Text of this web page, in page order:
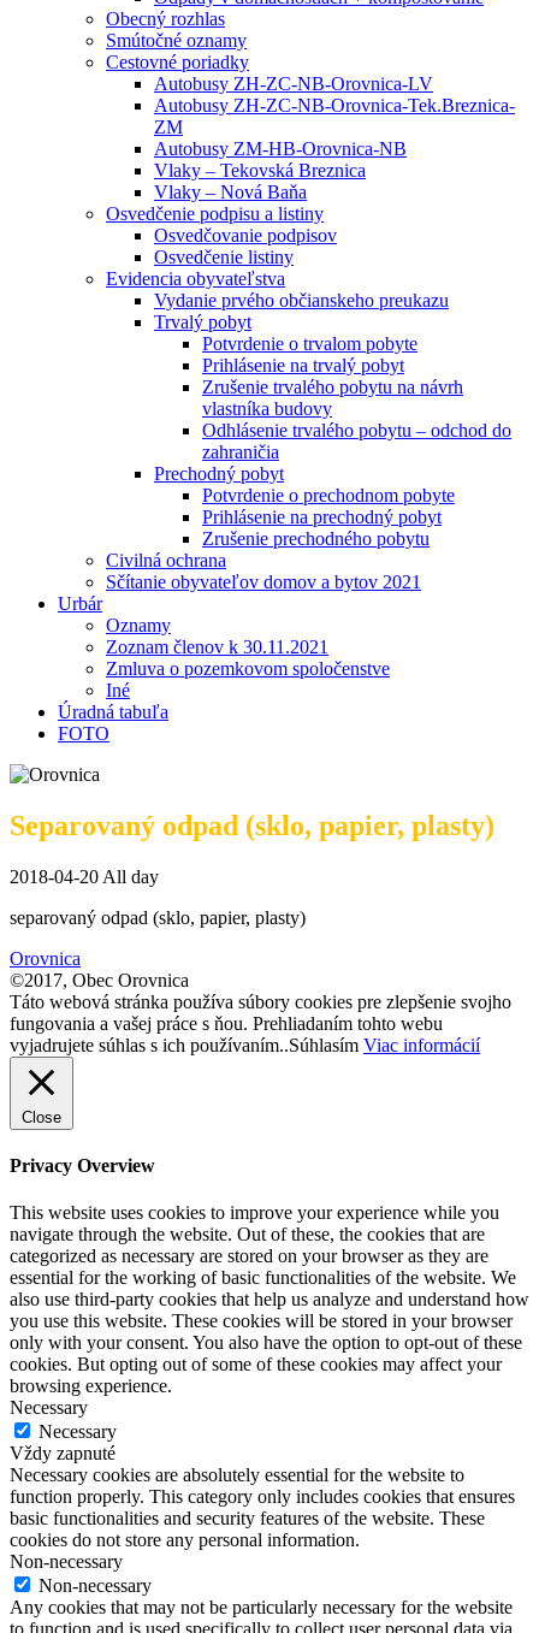
Obecný rozhlas
Smútočné oznamy
Cestovné poriadky
Autobusy ZH-ZC-NB-Orovnica-LV
Autobusy ZH-ZC-NB-Orovnica-Tek.Breznica-
ZM
Autobusy ZM-HB-Orovnica-NB
Vlaky – Tekovská Breznica
Vlaky – Nová Baňa
Osvedčenie podpisu a listiny
Osvedčovanie podpisov
Osvedčenie listiny
Evidencia obyvateľstva
Vydanie prvého občianskeho preukazu
Trvalý pobyt
Potvrdenie o trvalom pobyte
Prihlásenie na trvalý pobyt
Zrušenie trvalého pobytu na návrh
vlastníka budovy
Odhlásenie trvalého pobytu – odchod do
zahraničia
Prechodný pobyt
Potvrdenie o prechodnom pobyte
Prihlásenie na prechodný pobyt
Zrušenie prechodného pobytu
Civilná ochrana
Sčítanie obyvateľov domov a bytov 2021
Urbár
Oznamy
Zoznam členov k 30.11.2021
Zmluva o pozemkovom spoločenstve
Iné
Úradná tabuľa
FOTO
Separovaný odpad (sklo, papier, plasty)
2018-04-20 All day
separovaný odpad (sklo, papier, plasty)
Orovnica
©2017, Obec Orovnica
Táto webová stránka používa súbory cookies pre zlepšenie svojho
fungovania a vašej práce s ňou. Prehliadaním tohto webu
vyjadrujete súhlas s ich používaním..Súhlasím Viac informácií
Close
Privacy Overview
This website uses cookies to improve your experience while you
navigate through the website. Out of these, the cookies that are
categorized as necessary are stored on your browser as they are
essential for the working of basic functionalities of the website. We
also use third-party cookies that help us analyze and understand how
you use this website. These cookies will be stored in your browser
only with your consent. You also have the option to opt-out of these
cookies. But opting out of some of these cookies may affect your
browsing experience.
Necessary
Necessary
Vždy zapnuté
Necessary cookies are absolutely essential for the website to
function properly. This category only includes cookies that ensures
basic functionalities and security features of the website. These
cookies do not store any personal information.
Non-necessary
Non-necessary
Any cookies that may not be particularly necessary for the website